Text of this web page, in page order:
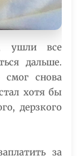
ушли все
дальше.
снова
хотя бы
дерзкого
за